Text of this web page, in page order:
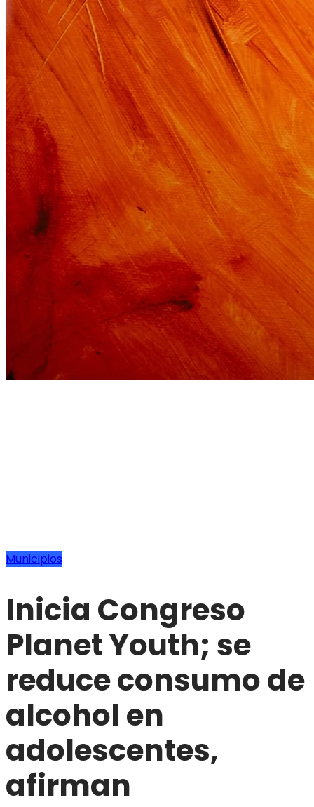
Municipios
Inicia Congreso
Planet Youth; se
reduce consumo de
alcohol en
adolescentes,
afirman